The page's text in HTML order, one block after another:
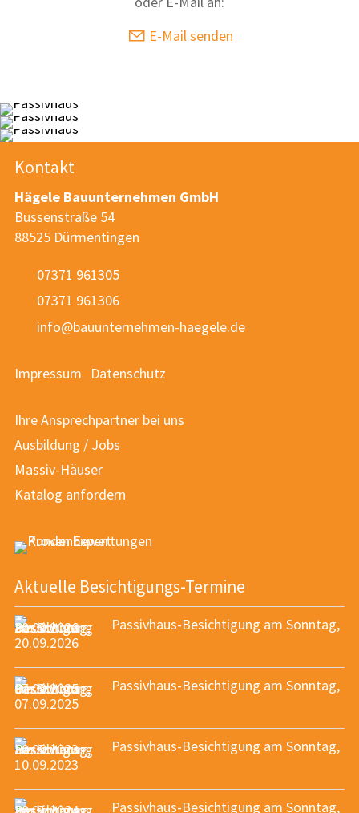
E-Mail senden
Kontakt
Hägele Bauunternehmen GmbH
Bussenstraße 54
88525 Dürmentingen
07371 961305
07371 961306
nf
b nt rn hm n-h g l d
Impressum Datenschutz
Ihre Ansprechpartner bei uns
Ausbildung / Jobs
Massiv-Häuser
Katalog anfordern
Aktuelle Besichtigungs-Termine
Passivhaus-Besichtigung am Sonntag,
20.09.2026
Passivhaus-Besichtigung am Sonntag,
07.09.2025
Passivhaus-Besichtigung am Sonntag,
10.09.2023
Passivhaus-Besichtigung am Sonntag,